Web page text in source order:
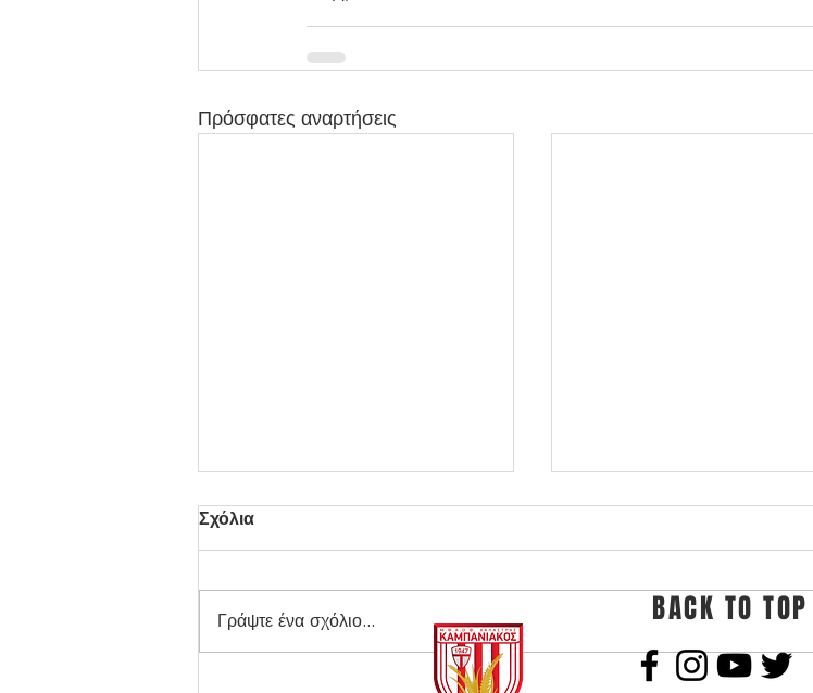
Πρόσφατες αναρτήσεις
Φινάλε για την Ακαδημία!
Αποχωρεί ο Χρήστος
Σχόλια
Γράψτε ένα σχόλιο... BACK TO TOP